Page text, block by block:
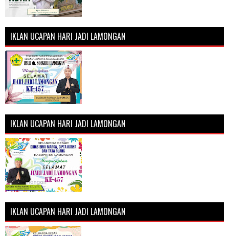
IKLAN UCAPAN HARI JADI LAMONGAN
IKLAN UCAPAN HARI JADI LAMONGAN
IKLAN UCAPAN HARI JADI LAMONGAN